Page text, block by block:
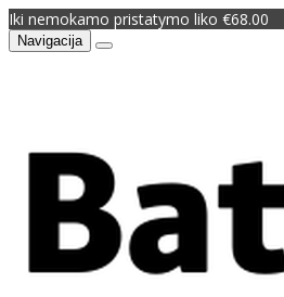
Iki nemokamo pristatymo liko €68.00
Navigacija